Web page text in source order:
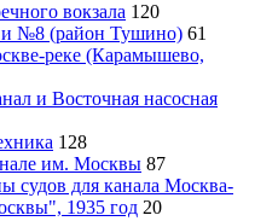
вокзала 120
№8 (район Тушино) 61
реке (Карамышево,
и Восточная насосная
128
им. Москвы 87
судов для канала Москва-
1935 год 20